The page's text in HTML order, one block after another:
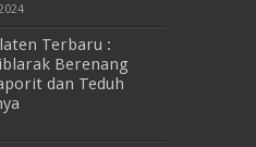
Terbaru :
Berenang
dan Teduh